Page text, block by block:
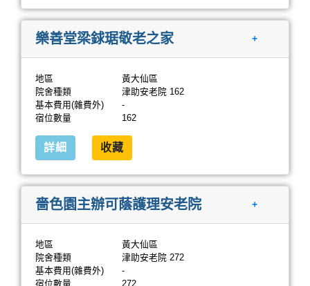
樂善堂梁銶琚敬老之家 +
地區
黃大仙區
院舍種類
津助安老院 162
基本費用(雜費外)
-
宿位數量
162
詳細 收藏
嗇色園主辦可蔭護理安老院 +
地區
黃大仙區
院舍種類
津助安老院 272
基本費用(雜費外)
-
宿位數量
272